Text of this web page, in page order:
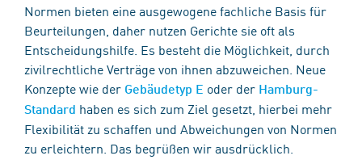
Normen bieten eine ausgewogene fachliche Basis für
Beurteilungen, daher nutzen Gerichte sie oft als
Entscheidungshilfe. Es besteht die Möglichkeit, durch
zivilrechtliche Verträge von ihnen abzuweichen. Neue
Konzepte wie der Gebäudetyp E oder der Hamburg-
Standard haben es sich zum Ziel gesetzt, hierbei mehr
Flexibilität zu schaffen und Abweichungen von Normen
zu erleichtern. Das begrüßen wir ausdrücklich.